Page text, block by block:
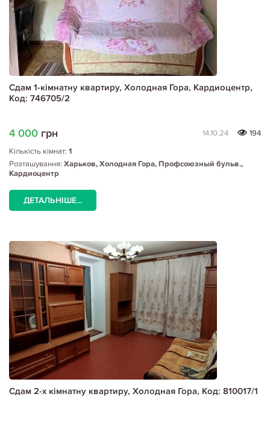
Сдам 1-кімнатну квартиру, Холодная Гора, Кардиоцентр,
Код: 746705/2
4 000 грн 14.10.24
194
Кількість кімнат: 1
Розташування: Харьков, Холодная Гора, Профсоюзный бульв.,
Кардиоцентр
ДЕТАЛЬНІШЕ...
Сдам 2-х кімнатну квартиру, Холодная Гора, Код: 810017/1